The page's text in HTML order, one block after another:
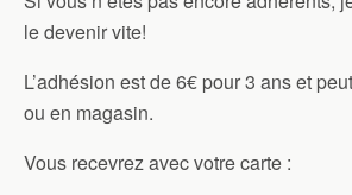
le devenir vite!
L’adhésion est de 6€ pour 3 ans et
ou en magasin.
Vous recevrez avec votre carte :